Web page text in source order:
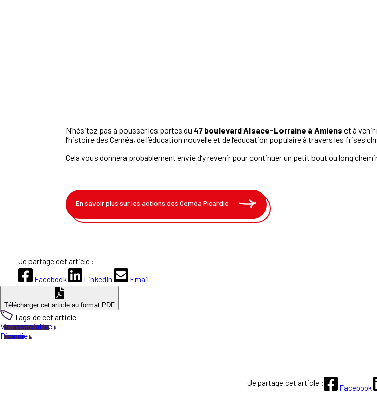
N’hésitez pas à pousser les portes du 47 boulevard Alsace-Lorraine à Amiens et à venir
l’histoire des Ceméa, de l’éducation nouvelle et de l’éducation populaire à travers les frises
Cela vous donnera probablement envie d’y revenir pour continuer un petit bout ou long
En savoir plus sur les actions des Ceméa Picardie
Je partage cet article :
Facebook
LinkedIn Email
Télécharger cet article au format PDF
Tags de cet article
Vie associative
Picardie
Je partage cet article :
Facebook